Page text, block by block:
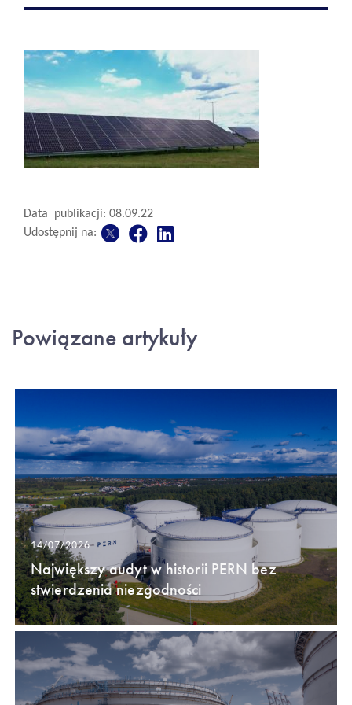
Data publikacji: 08.09.22
Udostępnij na:
Powiązane artykuły
14/07/2026
Największy audyt w historii PERN bez
stwierdzenia niezgodności